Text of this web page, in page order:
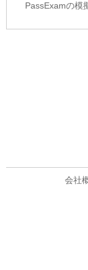
PassExamの模
会社